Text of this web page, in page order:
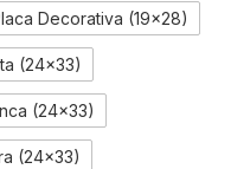
Decorativa (19x28)
(24x33)
(24x33)
(24x33)